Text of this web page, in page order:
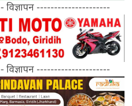
---------------------
---------------------